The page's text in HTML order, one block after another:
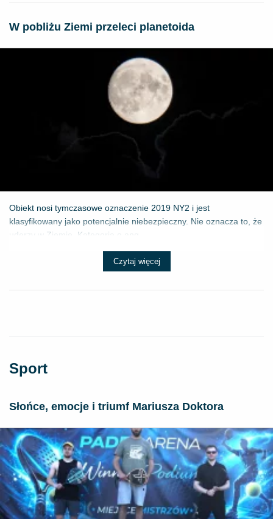
W pobliżu Ziemi przeleci planetoida
Obiekt nosi tymczasowe oznaczenie 2019 NY2 i jest
klasyfikowany jako potencjalnie niebezpieczny. Nie oznacza to, że
uderzy w Ziemię. Kategoria o ang...
Czytaj więcej
Sport
Słońce, emocje i triumf Mariusza Doktora